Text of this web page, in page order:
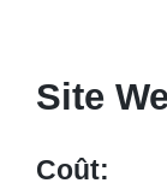
Site
Coût: